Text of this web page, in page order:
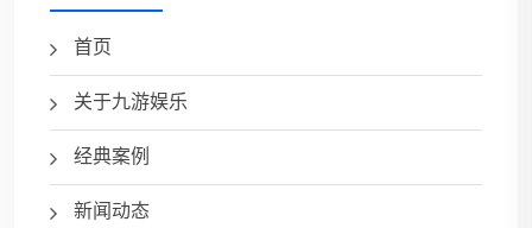
首页
关于九游娱乐
经典案例
新闻动态